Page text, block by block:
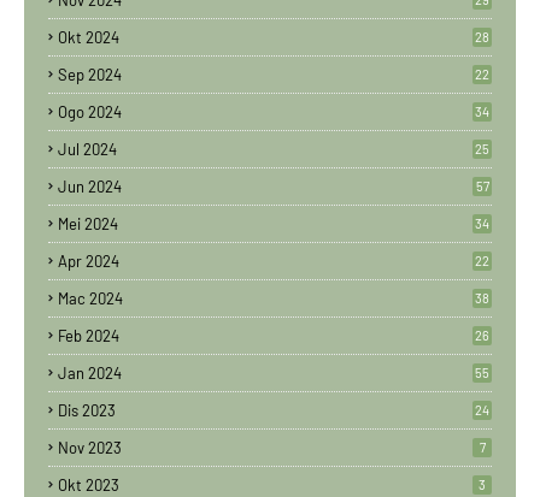
Okt 2024 28
Sep 2024 22
Ogo 2024 34
Jul 2024 25
Jun 2024 57
Mei 2024 34
Apr 2024 22
Mac 2024 38
Feb 2024 26
Jan 2024 55
Dis 2023 24
Nov 2023 7
Okt 2023 3